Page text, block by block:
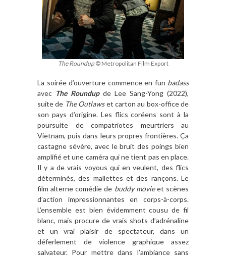
The Roundup© Metropolitan Film Export
La soirée d’ouverture commence en fun badass
avec The Roundupde Lee Sang-Yong (2022),
suite de The Outlawset carton au box-office de
son pays d’origine. Les flics coréens sont à la
poursuite de compatriotes meurtriers au
Vietnam, puis dans leurs propres frontières. Ça
castagne sévère, avec le bruit des poings bien
amplifié et une caméra qui ne tient pas en place.
Il y a de vrais voyous qui en veulent, des flics
déterminés, des mallettes et des rançons. Le
film alterne comédie de buddy movieet scènes
d’action impressionnantes en corps-à-corps.
L’ensemble est bien évidemment cousu de fil
blanc, mais procure de vrais shots d’adrénaline
et un vrai plaisir de spectateur, dans un
déferlement de violence graphique assez
salvateur. Pour mettre dans l’ambiance sans